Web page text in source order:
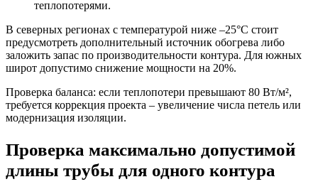
теплопотерями.
В северных регионах с температурой ниже –25°C стоит
предусмотреть дополнительный источник обогрева либо
заложить запас по производительности контура. Для южных
широт допустимо снижение мощности на 20%.
Проверка баланса: если теплопотери превышают 80 Вт/м²,
требуется коррекция проекта – увеличение числа петель или
модернизация изоляции.
Проверка максимально допустимой
длины трубы для одного контура